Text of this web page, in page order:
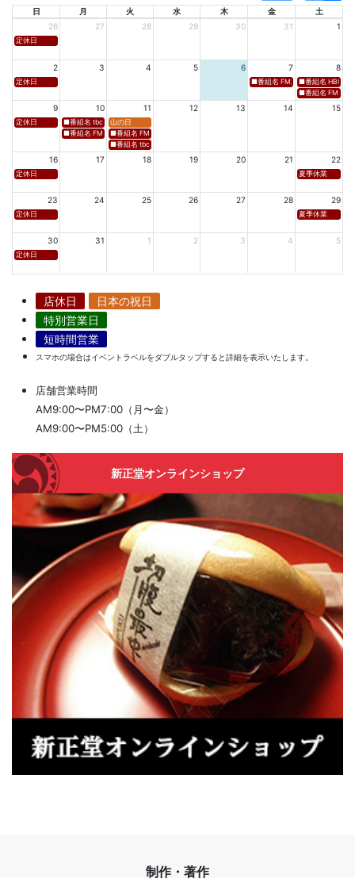
日 月 火 水 木 金
土
26
27 28 29 30 31 1
定休日
2 3 4 5 6 7 8
定休日 ■番組名 FM新潟「SOUND
■番組名 HBC北
■番組名 FM 福
9 10 11 12 13 14 15
定休日 ■番組名 tbcラジオ「en∞Voyage(エン・ボヤージュ)」 ■放送日時 https://www.tbc-
山の日
■番組名 FM秋田「mix」 ■放送日時 https://www.fm-akita.co.jp/program/ ※黒沢 薫、安岡
■番組名 FM山形「WAVE4yamagata EXCEED」 ■放送日時 https://
■番組名 tbc東北放送「ウォッチン！みやぎ」 ■放送日時 https://www.tbc-
16 17 18 19 20 21 22
定休日 夏季休業
23 24 25 26 27 28 29
定休日 夏季休業
30 31 1 2 3 4 5
定休日
店休日
日本の祝日
特別営業日
短時間営業
スマホの場合はイベントラベルをダブルタップすると詳細を表示いたします。
店舗営業時間
AM9:00〜PM7:00（月〜金）
AM9:00〜PM5:00（土）
新正堂オンラインショップ
制作・著作